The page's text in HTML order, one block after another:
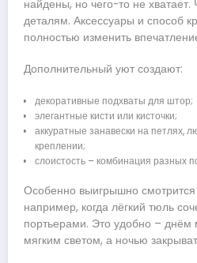
найдены, но чего-то не
деталям. Аксессуары и способ
полностью изменить
Дополнительный уют создают:
декоративные подхваты для штор;
элегантные кисти или кисточки;
аккуратные занавески на петлях,
креплении;
слоистость – комбинация разных
Особенно выигрышно смотрится
например, когда лёгкий тюль
портьерами. Это удобно – днём
мягким светом, а ночью